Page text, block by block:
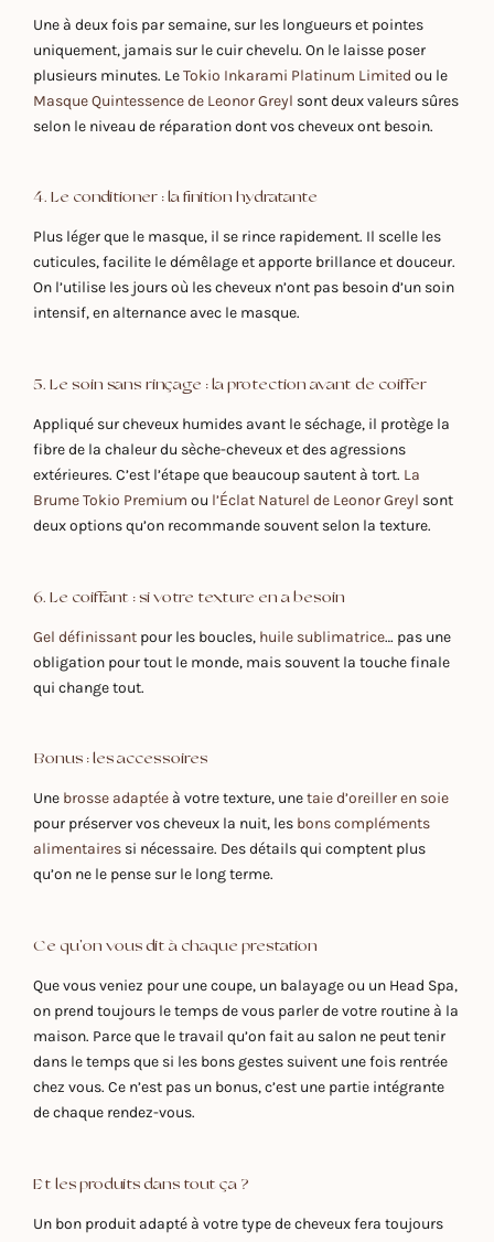
Une à deux fois par semaine, sur les longueurs et pointes
uniquement, jamais sur le cuir chevelu. On le laisse poser
plusieurs minutes. LeTokio Inkarami Platinum Limited ou le
Masque Quintessence de Leonor Greyl sont deux valeurs sûres
selon le niveau de réparation dont vos cheveux ont besoin.
4. Le conditioner : la finition hydratante
Plus léger que le masque, il se rince rapidement. Il scelle les
cuticules, facilite le démêlage et apporte brillance et douceur.
On l’utilise les jours où les cheveux n’ont pas besoin d’un soin
intensif, en alternance avec le masque.
5. Le soin sans rinçage : la protection avant de coiffer
Appliqué sur cheveux humides avant le séchage, il protège la
fibre de la chaleur du sèche-cheveux et des agressions
extérieures. C’est l’étape que beaucoup sautent à tort. La
Brume Tokio Premium ou l’Éclat Naturel de Leonor Greyl sont
deux options qu’on recommande souvent selon la texture.
6. Le coiffant : si votre texture en a besoin
Gel définissant pour les boucles, huile sublimatrice… pas une
obligation pour tout le monde, mais souvent la touche finale
qui change tout.
Bonus : les accessoires
Une brosse adaptée à votre texture, unetaie d’oreiller en soie
pour préserver vos cheveux la nuit, les bons compléments
alimentaires si nécessaire. Des détails qui comptent plus
qu’on ne le pense sur le long terme.
Ce qu'on vous dit à chaque prestation
Que vous veniez pour une coupe, un balayage ou un Head Spa,
on prend toujours le temps de vous parler de votre routine à la
maison. Parce que le travail qu’on fait au salon ne peut tenir
dans le temps que si les bons gestes suivent une fois rentrée
chez vous. Ce n’est pas un bonus, c’est une partie intégrante
de chaque rendez-vous.
Et les produits dans tout ça ?
Un bon produit adapté à votre type de cheveux fera toujours